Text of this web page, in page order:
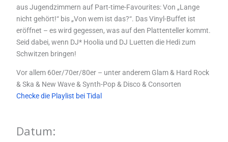
aus Jugendzimmern auf Part-time-Favourites: Von „Lange
nicht gehört!“ bis „Von wem ist das?“. Das Vinyl-Buffet ist
eröffnet – es wird gegessen, was auf den Plattenteller kommt.
Seid dabei, wenn DJ* Hoolia und DJ Luetten die Hedi zum
Schwitzen bringen!
Vor allem 60er/70er/80er – unter anderem Glam & Hard Rock
& Ska & New Wave & Synth-Pop & Disco & Consorten
Checke die Playlist bei Tidal
Datum: